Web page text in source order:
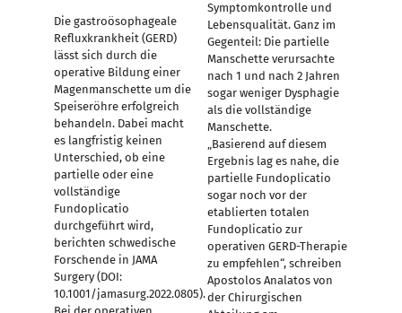
Die gastroösophageale
Refluxkrankheit (GERD)
lässt sich durch die
operative Bildung einer
Magenmanschette um die
Speiseröhre erfolgreich
behandeln. Dabei macht
es langfristig keinen
Unterschied, ob eine
partielle oder eine
vollständige
Fundoplicatio
durchgeführt wird,
berichten schwedische
Forschende in JAMA
Surgery (DOI:
10.1001/jamasurg.2022.0805).
Symptomkontrolle und
Lebensqualität. Ganz im
Gegenteil: Die partielle
Manschette verursachte
nach 1 und nach 2 Jahren
sogar weniger Dysphagie
als die vollständige
Manschette.
„Basierend auf diesem
Ergebnis lag es nahe, die
partielle Fundoplicatio
sogar noch vor der
etablierten totalen
Fundoplicatio zur
operativen GERD-Therapie
zu empfehlen“, schreiben
Apostolos Analatos von
der Chirurgischen